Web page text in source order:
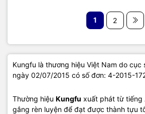
1 2
Kungfu là thương hiệu Việt Nam do cục
ngày 02/07/2015 có số đơn: 4-2015-
Thường hiệu Kungfu xuất phát từ tiếng
gắng rèn luyện để đạt được thành tựu